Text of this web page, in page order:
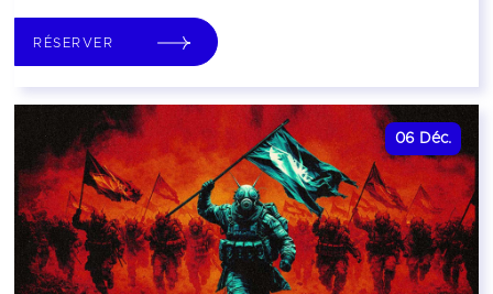
RÉSERVER
06 Déc.